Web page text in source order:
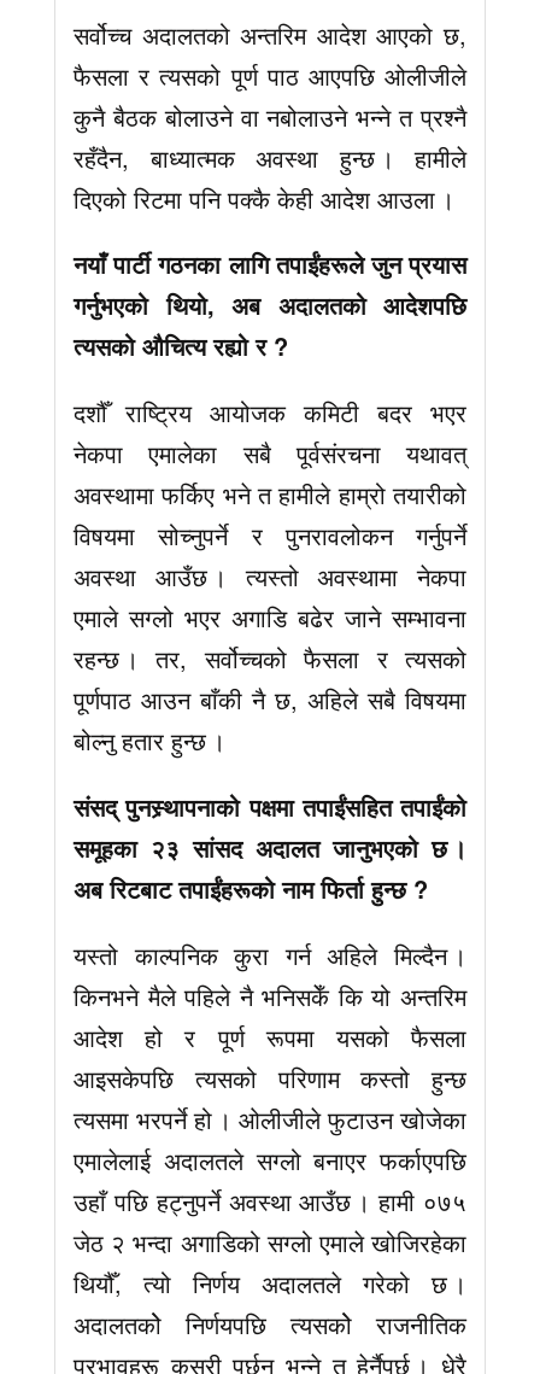
सर्वोच्च अदालतको अन्तरिम आदेश आएको छ,
फैसला र त्यसको पूर्ण पाठ आएपछि ओलीजीले
कुनै बैठक बोलाउने वा नबोलाउने भन्ने त प्रश्नै
रहँदैन, बाध्यात्मक अवस्था हुन्छ । हामीले
दिएको रिटमा पनि पक्कै केही आदेश आउला ।
नयाँ पार्टी गठनका लागि तपाईंहरूले जुन प्रयास
गर्नुभएको थियो, अब अदालतको आदेशपछि
त्यसको औचित्य रह्यो र ?
दशौँ राष्ट्रिय आयोजक कमिटी बदर भएर
नेकपा एमालेका सबै पूर्वसंरचना यथावत्
अवस्थामा फर्किए भने त हामीले हाम्रो तयारीको
विषयमा सोच्नुपर्ने र पुनरावलोकन गर्नुपर्ने
अवस्था आउँछ । त्यस्तो अवस्थामा नेकपा
एमाले सग्लो भएर अगाडि बढेर जाने सम्भावना
रहन्छ । तर, सर्वोच्चको फैसला र त्यसको
पूर्णपाठ आउन बाँकी नै छ, अहिले सबै विषयमा
बोल्नु हतार हुन्छ ।
संसद् पुनस्र्थापनाको पक्षमा तपाईंसहित तपाईंको
समूहका २३ सांसद अदालत जानुभएको छ ।
अब रिटबाट तपाईंहरूको नाम फिर्ता हुन्छ ?
यस्तो काल्पनिक कुरा गर्न अहिले मिल्दैन ।
किनभने मैले पहिले नै भनिसकेँ कि यो अन्तरिम
आदेश हो र पूर्ण रूपमा यसको फैसला
आइसकेपछि त्यसको परिणाम कस्तो हुन्छ
त्यसमा भरपर्ने हो । ओलीजीले फुटाउन खोजेका
एमालेलाई अदालतले सग्लो बनाएर फर्काएपछि
उहाँ पछि हट्नुपर्ने अवस्था आउँछ । हामी ०७५
जेठ २ भन्दा अगाडिको सग्लो एमाले खोजिरहेका
थियौँ, त्यो निर्णय अदालतले गरेको छ ।
अदालतकोे निर्णयपछि त्यसकोे राजनीतिक
प्रभावहरू कसरी पर्छन् भन्ने त हेर्नैपर्छ । धेरै